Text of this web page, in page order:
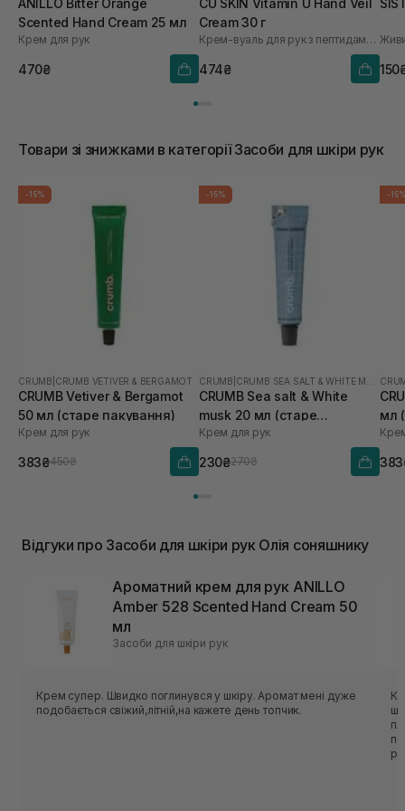
ANILLO Bitter Orange
Scented Hand Cream 25 мл
Крем для рук
470₴
CU SKIN Vitamin U Hand Veil
Cream 30 г
Крем-вуаль для рук з пептидами та волюфіліном
474₴
Товари зі знижками в категорії Засоби для шкіри рук
-15%
CRUMB CRUMB VETIVER & BERGAMOT
CRUMB Vetiver & Bergamot
50 мл (старе пакування)
Крем для рук
383₴450₴
-15%
CRUMB
CRUMB Sea salt & White
musk 20 мл (старе
пакування)
Крем для рук
230₴270₴
-
мл
Відгуки про Засоби для шкіри рук Олія соняшнику
Ароматний крем для рук ANILLO
Amber 528 Scented Hand Cream 50
мл
Засоби для шкіри рук
Крем супер. Швидко поглинувся у шкіру. Аромат мені дуже
подобається свіжий,літній,на кажете день топчик.